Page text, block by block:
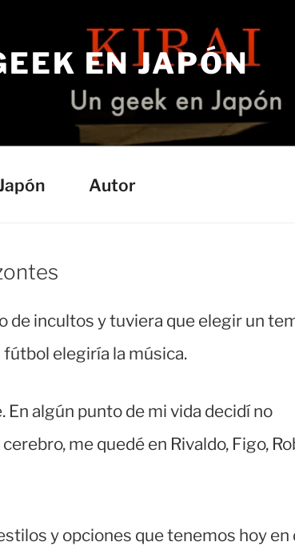
EN JAPÓN
Autor
de incultos y tuviera que elegir un
elegiría la música.
algún punto de mi vida decidí no
me quedé en Rivaldo, Figo,
y opciones que tenemos hoy en